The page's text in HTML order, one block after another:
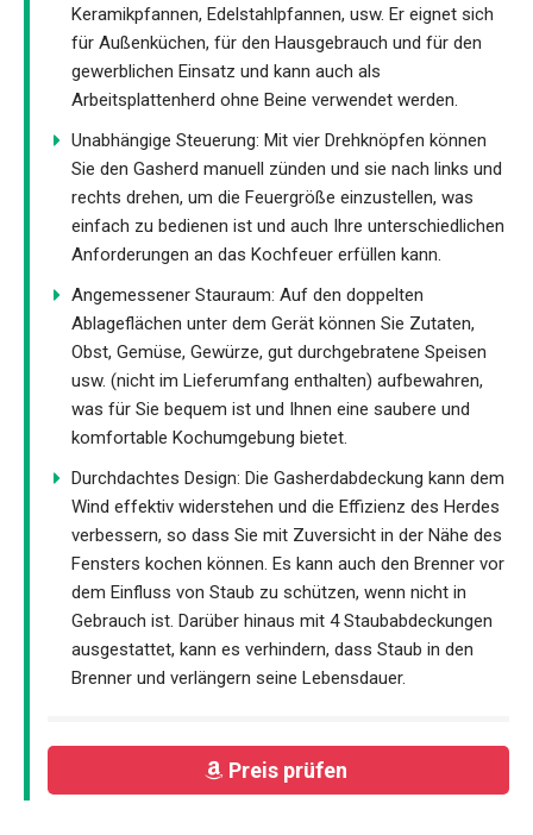
Keramikpfannen, Edelstahlpfannen, usw. Er eignet sich
für Außenküchen, für den Hausgebrauch und für den
gewerblichen Einsatz und kann auch als
Arbeitsplattenherd ohne Beine verwendet werden.
Unabhängige Steuerung: Mit vier Drehknöpfen können
Sie den Gasherd manuell zünden und sie nach links und
rechts drehen, um die Feuergröße einzustellen, was
einfach zu bedienen ist und auch Ihre unterschiedlichen
Anforderungen an das Kochfeuer erfüllen kann.
Angemessener Stauraum: Auf den doppelten
Ablageflächen unter dem Gerät können Sie Zutaten,
Obst, Gemüse, Gewürze, gut durchgebratene Speisen
usw. (nicht im Lieferumfang enthalten) aufbewahren,
was für Sie bequem ist und Ihnen eine saubere und
komfortable Kochumgebung bietet.
Durchdachtes Design: Die Gasherdabdeckung kann dem
Wind effektiv widerstehen und die Effizienz des Herdes
verbessern, so dass Sie mit Zuversicht in der Nähe des
Fensters kochen können. Es kann auch den Brenner vor
dem Einfluss von Staub zu schützen, wenn nicht in
Gebrauch ist. Darüber hinaus mit 4 Staubabdeckungen
ausgestattet, kann es verhindern, dass Staub in den
Brenner und verlängern seine Lebensdauer.
Preis prüfen